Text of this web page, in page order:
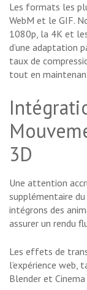
Les formats les
WebM et le GIF.
1080p, la 4K et
d’une adaptation
taux de
tout en
3D
Une attention
supplémentaire
intégrons des
assurer un rendu
Les effets de
l’expérience web,
Blender et